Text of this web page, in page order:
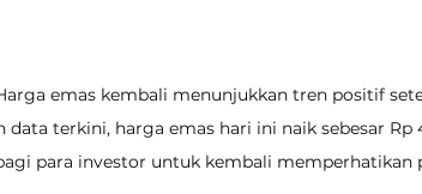
emas kembali menunjukkan tren positif
data terkini, harga emas hari ini naik sebesar
para investor untuk kembali memperhatikan